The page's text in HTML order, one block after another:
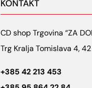
KONTAKT
CD shop Trgovina “ZA
Trg Kralja Tomislava 4,
+385 42 213 453